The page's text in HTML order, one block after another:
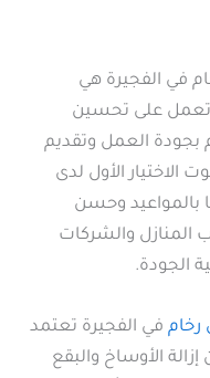
في الفجيرة هي
تعمل على تحسين
بجودة العمل وتقديم
الاختيار الأول لدى
بالمواعيد وحسن
المنازل والشركات
الجودة.
رخام في الفجيرة تعتمد
الأوساخ والبقع